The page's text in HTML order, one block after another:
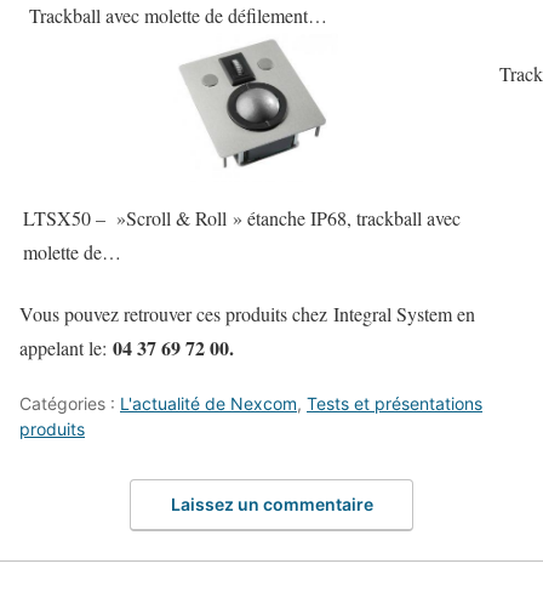
Trackball avec molette de défilement…
LTSX50 – »Scroll & Roll » étanche IP68, trackball avec
molette de…
Vous pouvez retrouver ces produits chez Integral System en
appelant le: 04 37 69 72 00.
Catégories : L'actualité de Nexcom, Tests et présentations
produits
Laissez un commentaire